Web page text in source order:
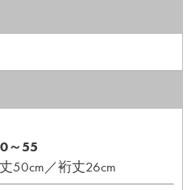
～55
50cm／裄丈26cm